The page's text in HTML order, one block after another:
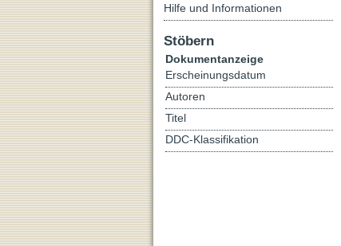
Hilfe und Informationen
Stöbern
Dokumentanzeige
Erscheinungsdatum
Autoren
Titel
DDC-Klassifikation